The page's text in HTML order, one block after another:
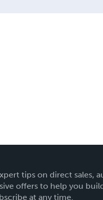
tips on direct sales,
offers to help you
at any time.